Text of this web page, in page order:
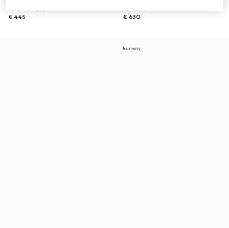
tono hombre
€ 445
hombre
€ 630
Runway